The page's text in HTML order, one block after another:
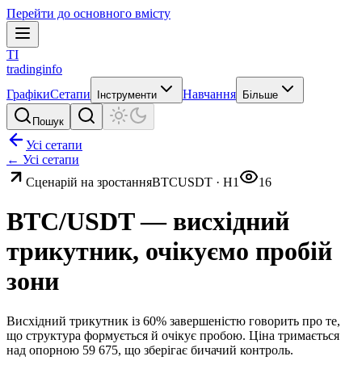
Перейти до основного вмісту
TI
tradinginfo
ГрафікиСетапи Інструменти Навчання Більше
Пошук
Усі сетапи
← Усі сетапи
Сценарій на зростанняBTCUSDT · H1 16
BTC/USDT — висхідний
трикутник, очікуємо пробій
зони
Висхідний трикутник із 60% завершеністю говорить про те,
що структура формується й очікує пробою. Ціна тримається
над опорною 59 675, що зберігає бичачий контроль.